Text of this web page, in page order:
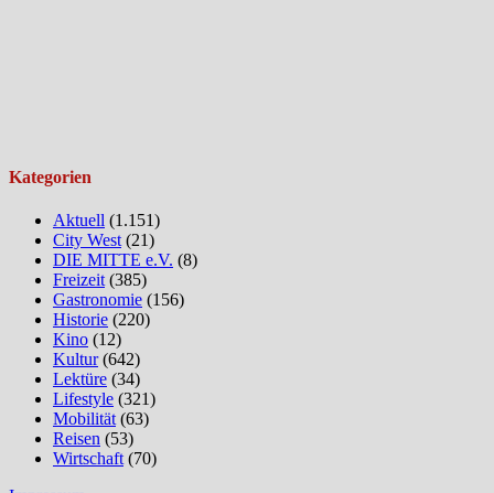
Kategorien
Aktuell (1.151)
City West (21)
DIE MITTE e.V. (8)
Freizeit (385)
Gastronomie (156)
Historie (220)
Kino (12)
Kultur(642)
Lektüre (34)
Lifestyle (321)
Mobilität (63)
Reisen (53)
Wirtschaft (70)